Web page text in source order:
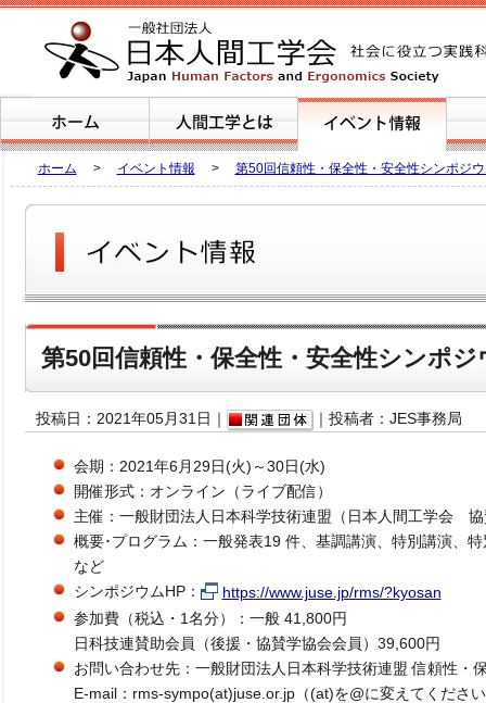
ホーム > イベント情報 > 第50回信頼性・保全性・安全性シンポジ
第50回信頼性・保全性・安全性シンポジ
投稿日：2021年05月31日｜ ｜投稿者：JES事務局
会期：2021年6月29日(火)～30日(水)
開催形式：オンライン（ライブ配信）
主催：一般財団法人日本科学技術連盟（日本人間工学会 協
概要･プログラム：一般発表19 件、基調講演、特別講演、
など
シンポジウムHP：
https://www.juse.jp/rms/?kyosan
参加費（税込・1名分）：一般 41,800円
日科技連賛助会員（後援・協賛学協会会員）39,600円
お問い合わせ先：一般財団法人日本科学技術連盟 信頼性・
E-mail：rms-sympo(at)juse.or.jp（(at)を@に変えてくださ